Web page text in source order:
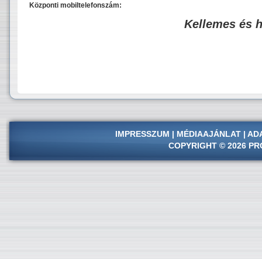
Központi mobiltelefonszám:
Kellemes és
IMPRESSZUM | MÉDIAAJÁNLAT |
COPYRIGHT © 2026